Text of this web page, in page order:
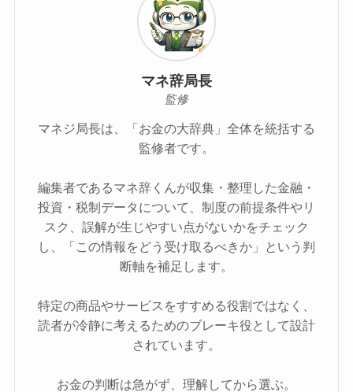
マネ辞局長
監修
マネジ局長は、「お金の大辞典」全体を統括する
監修者です。
編集者であるマネ辞くんが収集・整理した金融・
投資・税制データについて、制度の前提条件やリ
スク、誤解が生じやすい点がないかをチェック
し、「この情報をどう受け取るべきか」という判
断軸を補足します。
特定の商品やサービスをすすめる役割ではなく、
読者が冷静に考えるためのブレーキ役として設計
されています。
お金の判断は急がず、理解してから選ぶ。